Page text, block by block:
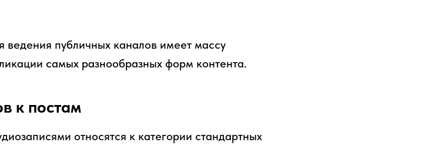
ведения публичных каналов имеет массу
самых разнообразных форм контента.
к постам
относятся к категории стандартных